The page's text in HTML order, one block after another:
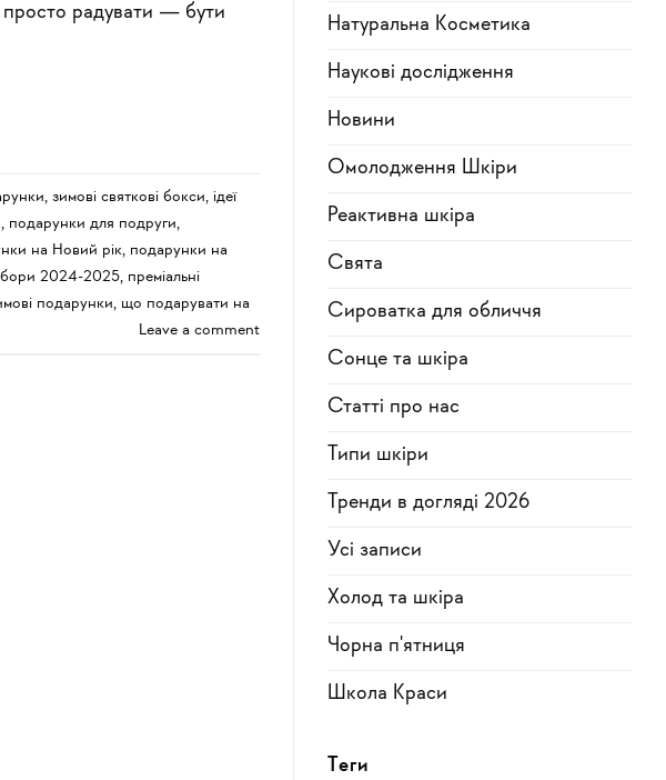
просто радувати — бути
, зимові святкові бокси, ідеї
, подарунки для подруги,
на Новий рік, подарунки на
2024-2025, преміальні
подарунки, що подарувати на
Leave a comment
Натуральна Косметика
Наукові дослідження
Новини
Омолодження Шкіри
Реактивна шкіра
Свята
Сироватка для обличчя
Сонце та шкіра
Статті про нас
Типи шкіри
Тренди в догляді 2026
Усi записи
Холод та шкіра
Чорна п'ятниця
Школа Краси
Теги